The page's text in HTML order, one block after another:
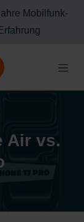
Mobilfunk-
Erfahrung
Air vs.